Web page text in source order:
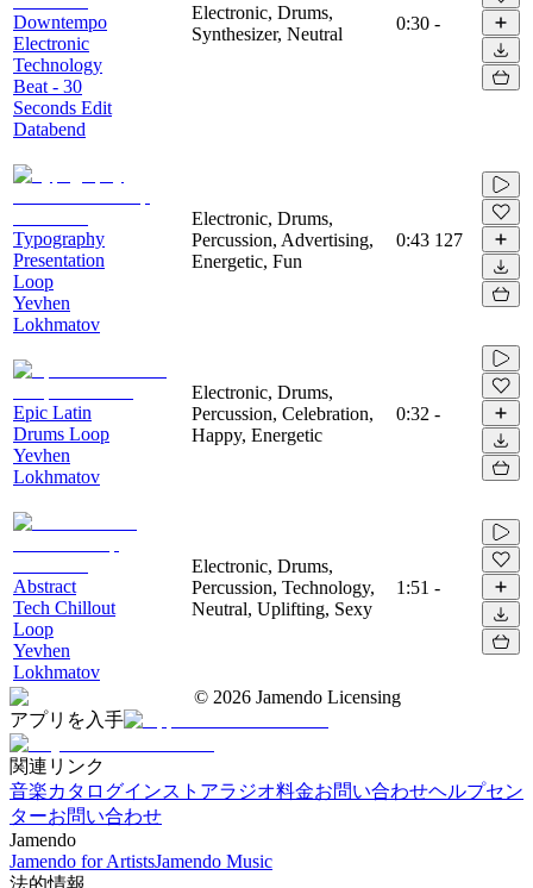
Downtempo
Electronic
Technology
Beat - 30
Seconds Edit
Databend
Electronic, Drums,
Synthesizer, Neutral
0:30 -
Typography
Presentation
Loop
Yevhen
Lokhmatov
Electronic, Drums,
Percussion, Advertising,
Energetic, Fun
0:43 127
Epic Latin
Drums Loop
Yevhen
Lokhmatov
Electronic, Drums,
Percussion, Celebration,
Happy, Energetic
0:32 -
Abstract
Tech Chillout
Loop
Yevhen
Lokhmatov
Electronic, Drums,
Percussion, Technology,
Neutral, Uplifting, Sexy
1:51 -
© 2026 Jamendo Licensing
アプリを入手
関連リンク
音楽カタログインストアラジオ料金お問い合わせヘルプセン
ターお問い合わせ
Jamendo
Jamendo for ArtistsJamendo Music
法的情報